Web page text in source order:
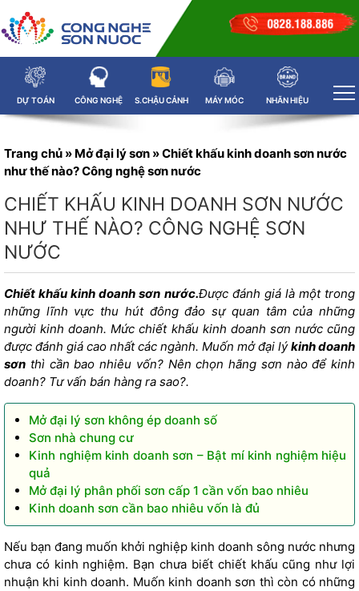
DỰ TOÁN CÔNG NGHỆ S.CHẬU CẢNH MÁY MÓC NHÃN HIỆU
Trang chủ » Mở đại lý sơn »Chiết khấu kinh doanh sơn nước
như thế nào? Công nghệ sơn nước
CHIẾT KHẤU KINH DOANH SƠN NƯỚC
NHƯ THẾ NÀO? CÔNG NGHỆ SƠN
NƯỚC
Chiết khấu kinh doanh sơn nước.Được đánh giá là một trong
những lĩnh vực thu hút đông đảo sự quan tâm của những
người kinh doanh. Mứcchiết khấu kinh doanh sơn nước cũng
được đánh giá cao nhất các ngành. Muốn mở đại lýkinh doanh
sơn thì cần bao nhiêu vốn? Nên chọn hãng sơn nào để kinh
doanh? Tư vấn bán hàng ra sao?.
Mở đại lý sơn không ép doanh số
Sơn nhà chung cư
Kinh nghiệm kinh doanh sơn – Bật mí kinh nghiệm hiệu
quả
Mở đại lý phân phối sơn cấp 1 cần vốn bao nhiêu
Kinh doanh sơn cần bao nhiêu vốn là đủ
Nếu bạn đang muốn khởi nghiệp kinh doanh sông nước nhưng
chưa có kinh nghiệm. Bạn chưa biết chiết khấu cũng như lợi
nhuận khi kinh doanh. Muốn kinh doanh sơn thì còn có những